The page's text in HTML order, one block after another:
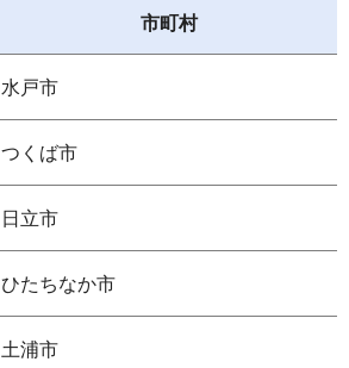
市町村
水戸市
つくば市
日立市
ひたちなか市
土浦市